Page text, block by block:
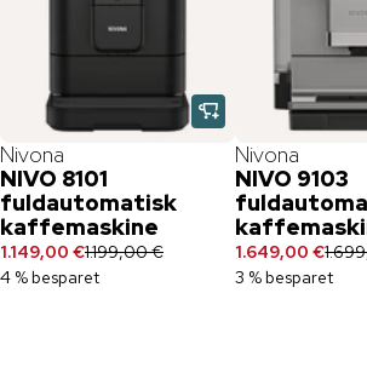
Nivona
NIVO 8101
fuldautomatisk
kaffemaskine
1.149,00 €1.199,00 €
4 % besparet
Nivona
NIVO 9103
1.649,00 €
3 % besparet